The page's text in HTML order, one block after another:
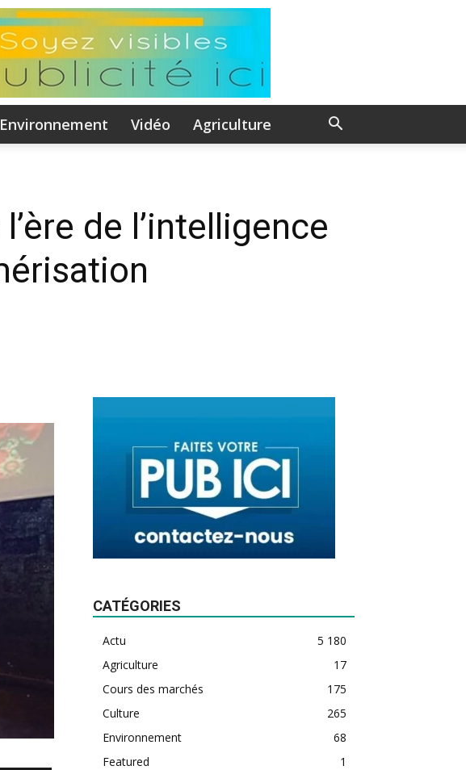
Environnement Vidéo Agriculture
de l’intelligence
CATÉGORIES
Actu
5 180
Agriculture
17
Cours des marchés
175
Culture
265
Environnement
68
Featured
1